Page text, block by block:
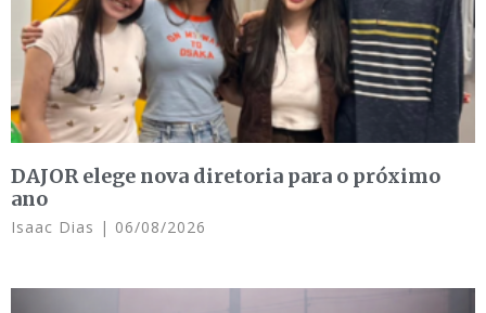
DAJOR elege nova diretoria para o próximo
ano
Isaac Dias 06/08/2026